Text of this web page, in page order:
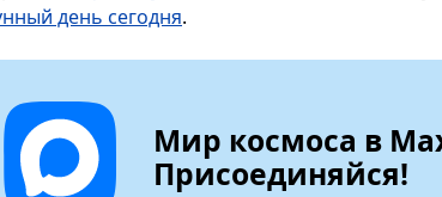
день сегодня.
Мир космоса в
Присоединяйся!